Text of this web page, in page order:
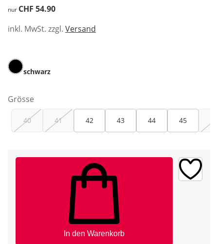
CHF 54.90
nur CHF 54.90
inkl. MwSt. zzgl. Versand
schwarz
Grösse
40 41 42 43 44 45
In den Warenkorb